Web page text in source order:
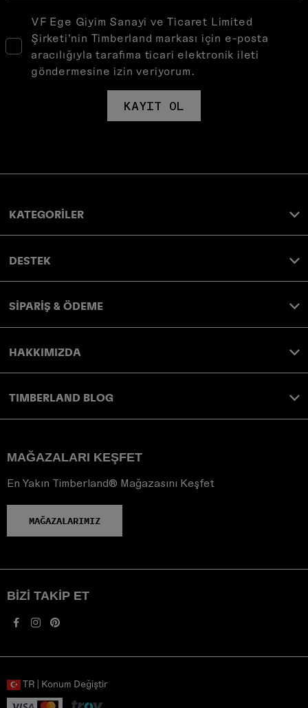
VF Ege Giyim Sanayi ve Ticaret Limited
Şirketi’nin Timberland markası için e-posta
aracılığıyla tarafıma ticari elektronik ileti
göndermesine izin veriyorum.
KAYIT OL
KATEGORİLER
DESTEK
SİPARİŞ & ÖDEME
HAKKIMIZDA
TIMBERLAND BLOG
MAĞAZALARI KEŞFET
En Yakın Timberland® Mağazasını Keşfet
MAĞAZALARIMIZ
BIZI TAKIP ET
TR | Konum Değiştir